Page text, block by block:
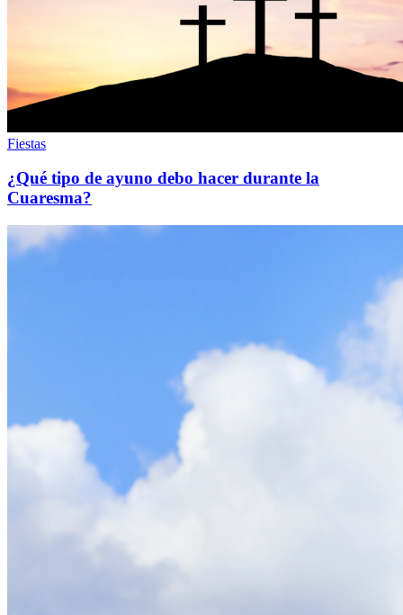
Fiestas
¿Qué tipo de ayuno debo hacer durante la
Cuaresma?